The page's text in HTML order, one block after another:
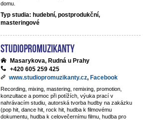
domu.
Typ studia: hudební, postprodukční,
masteringové
StudioPROmuzikanty
Masarykova, Rudná u Prahy
+420 605 259 425
www.studiopromuzikanty.cz, Facebook
Recording, mixing, mastering, remixing, promotion,
konzultace a pomoc při potížích, výuka prací v
nahrávacím studiu, autorská tvorba hudby na zakázku
(pop hit, dance hit, rock hit, hudba k filmovému
dokumentu, hudba k celovečernímu filmu, hudba pro